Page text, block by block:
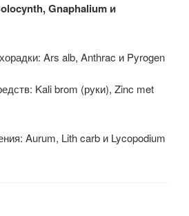
Gnaphalium и
Ars alb, Anthrac и Pyrogen
Kali brom (руки), Zinc met
Aurum, Lith carb и Lycopodium